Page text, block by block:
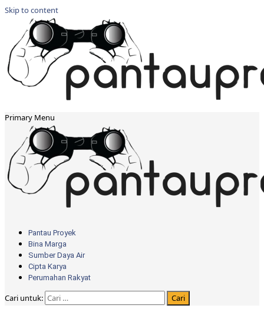
Skip to content
Primary Menu
Pantau Proyek
Bina Marga
Sumber Daya Air
Cipta Karya
Perumahan Rakyat
Cari untuk: